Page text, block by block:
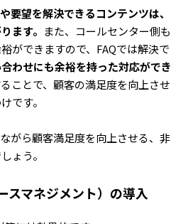
要望を解決できるコンテンツは、
ます。 また、コールセンター側も
ができますので、FAQでは解決で
わせにも余裕を持った対応ができ
ことで、顧客の満足度を向上させ
です。
がら顧客満足度を向上させる、非
ょう。
スマネジメント）の導入